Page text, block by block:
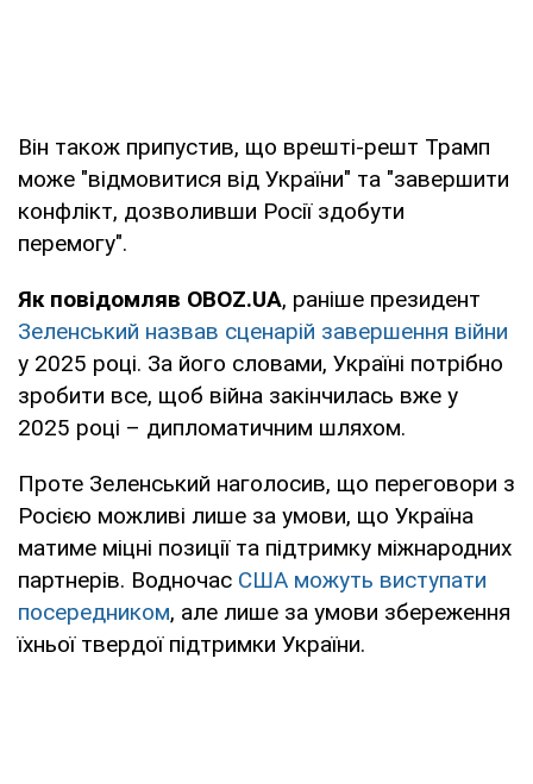
Він також припустив, що врешті-решт Трамп
може "відмовитися від України" та "завершити
конфлікт, дозволивши Росії здобути
перемогу".
Як повідомляв OBOZ.UA, раніше президент
Зеленський назвав сценарій завершення війни
у 2025 році. За його словами, Україні потрібно
зробити все, щоб війна закінчилась вже у
2025 році – дипломатичним шляхом.
Проте Зеленський наголосив, що переговори з
Росією можливі лише за умови, що Україна
матиме міцні позиції та підтримку міжнародних
партнерів. Водночас США можуть виступати
посередником, але лише за умови збереження
їхньої твердої підтримки України.